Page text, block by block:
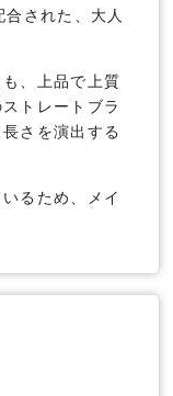
された、大人
、上品で上質
トレートブラ
さを演出する
るため、メイ